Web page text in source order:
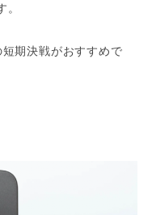
期決戦がおすすめで